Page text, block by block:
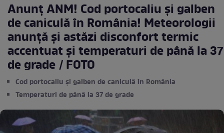
Anunț ANM! Cod portocaliu și galben
de caniculă în România! Meteorologii
anunță și astăzi disconfort termic
accentuat și temperaturi de până la 37
de grade / FOTO
Cod portocaliu și galben de caniculă în România
Temperaturi de până la 37 de grade